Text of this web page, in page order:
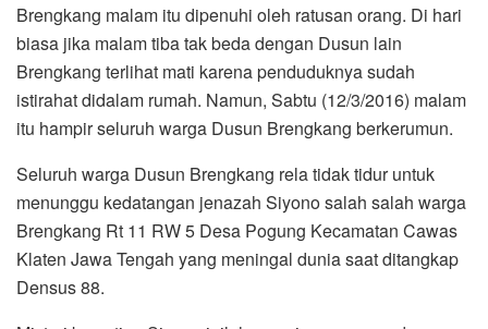
Brengkang malam itu dipenuhi oleh ratusan orang. Di hari
biasa jika malam tiba tak beda dengan Dusun lain
Brengkang terlihat mati karena penduduknya sudah
istirahat didalam rumah. Namun, Sabtu (12/3/2016) malam
itu hampir seluruh warga Dusun Brengkang berkerumun.
Seluruh warga Dusun Brengkang rela tidak tidur untuk
menunggu kedatangan jenazah Siyono salah salah warga
Brengkang Rt 11 RW 5 Desa Pogung Kecamatan Cawas
Klaten Jawa Tengah yang meningal dunia saat ditangkap
Densus 88.